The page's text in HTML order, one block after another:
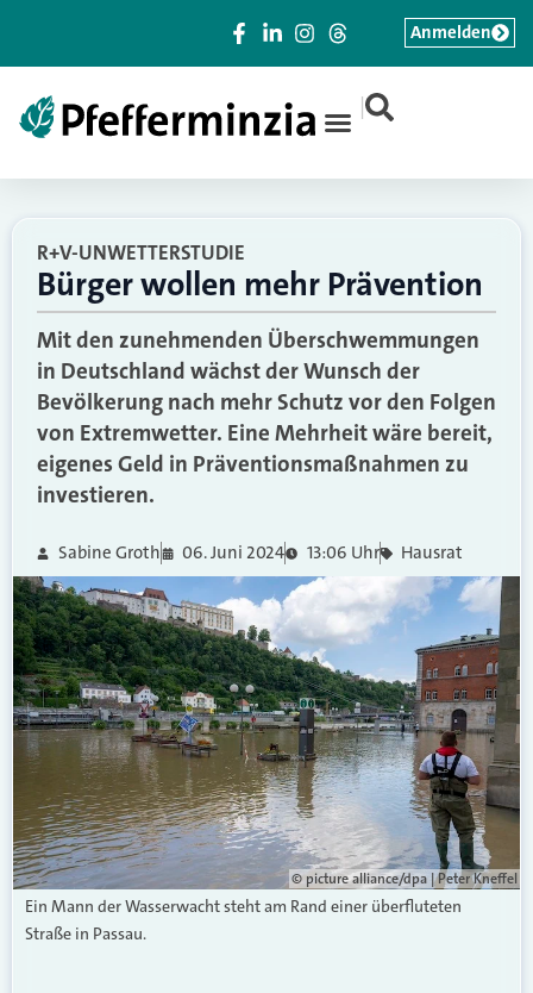
|
Anmelden
R+V-UNWETTERSTUDIE
Bürger wollen mehr Prävention
Mit den zunehmenden Überschwemmungen
in Deutschland wächst der Wunsch der
Bevölkerung nach mehr Schutz vor den Folgen
von Extremwetter. Eine Mehrheit wäre bereit,
eigenes Geld in Präventionsmaßnahmen zu
investieren.
Sabine Groth 06. Juni 2024 13:06 Uhr Hausrat
© picture alliance/dpa | Peter Kneffel
Ein Mann der Wasserwacht steht am Rand einer überfluteten
Straße in Passau.